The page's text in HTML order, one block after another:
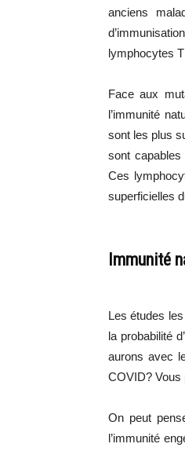
anciens
lymphocytes
Face aux
l’immunité
sont les plus
sont
Ces
superficielles
Immunité
Les études
la probabilité
aurons avec
COVID? Vous
On peut
l’immunité